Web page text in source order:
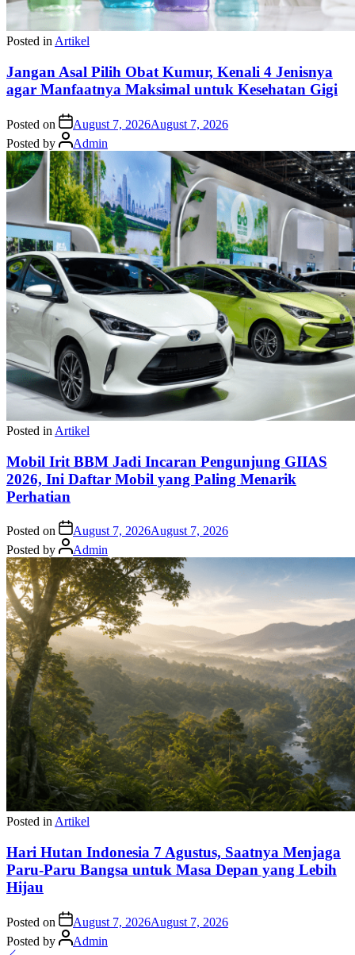
Posted in Artikel
Jangan Asal Pilih Obat Kumur, Kenali 4 Jenisnya
agar Manfaatnya Maksimal untuk Kesehatan Gigi
Posted on August 7, 2026August 7, 2026
Posted by
Admin
Posted in Artikel
Mobil Irit BBM Jadi Incaran Pengunjung GIIAS
2026, Ini Daftar Mobil yang Paling Menarik
Perhatian
Posted on August 7, 2026August 7, 2026
Posted by
Admin
Posted in Artikel
Hari Hutan Indonesia 7 Agustus, Saatnya Menjaga
Paru-Paru Bangsa untuk Masa Depan yang Lebih
Hijau
Posted on August 7, 2026August 7, 2026
Posted by
Admin